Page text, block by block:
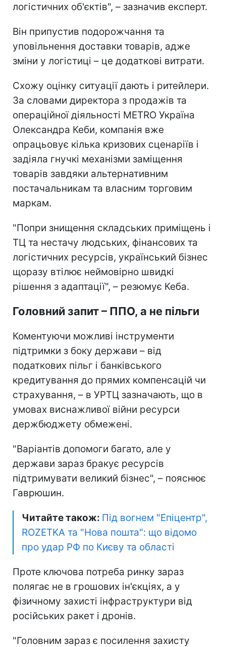
логістичних об'єктів", – зазначив експерт.
Він припустив подорожчання та
уповільнення доставки товарів, адже
зміни у логістиці – це додаткові витрати.
Схожу оцінку ситуації дають і ритейлери.
За словами директора з продажів та
операційної діяльності METRO Україна
Олександра Кеби, компанія вже
опрацьовує кілька кризових сценаріїв і
задіяла гнучкі механізми заміщення
товарів завдяки альтернативним
постачальникам та власним торговим
маркам.
"Попри знищення складських приміщень і
ТЦ та нестачу людських, фінансових та
логістичних ресурсів, український бізнес
щоразу втілює неймовірно швидкі
рішення з адаптації", – резюмує Кеба.
Головний запит – ППО, а не пільги
Коментуючи можливі інструменти
підтримки з боку держави – від
податкових пільг і банківського
кредитування до прямих компенсацій чи
страхування, – в УРТЦ зазначають, що в
умовах виснажливої війни ресурси
держбюджету обмежені.
"Варіантів допомоги багато, але у
держави зараз бракує ресурсів
підтримувати великий бізнес", – пояснює
Гаврюшин.
Читайте також: Під вогнем "Епіцентр",
ROZETKA та "Нова пошта": що відомо
про удар РФ по Києву та області
Проте ключова потреба ринку зараз
полягає не в грошових ін'єкціях, а у
фізичному захисті інфраструктури від
російських ракет і дронів.
"Головним зараз є посилення захисту